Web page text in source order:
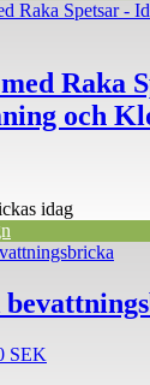
Raka
och
idag
SEK